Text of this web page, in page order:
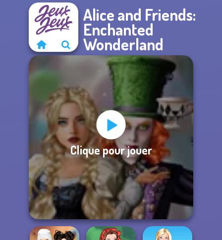
Alice and Friends:
Enchanted
Wonderland
Clique pour jouer